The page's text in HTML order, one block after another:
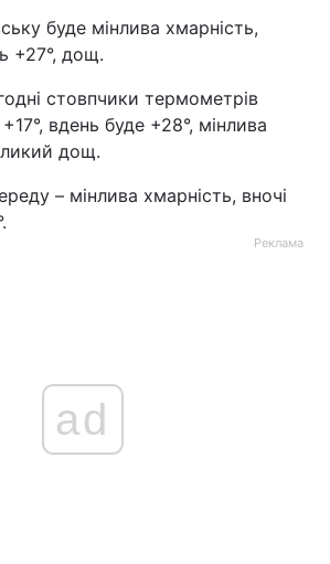
буде мінлива хмарність,
+27°, дощ.
стовпчики термометрів
вдень буде +28°, мінлива
дощ.
– мінлива хмарність, вночі
Реклама
ad